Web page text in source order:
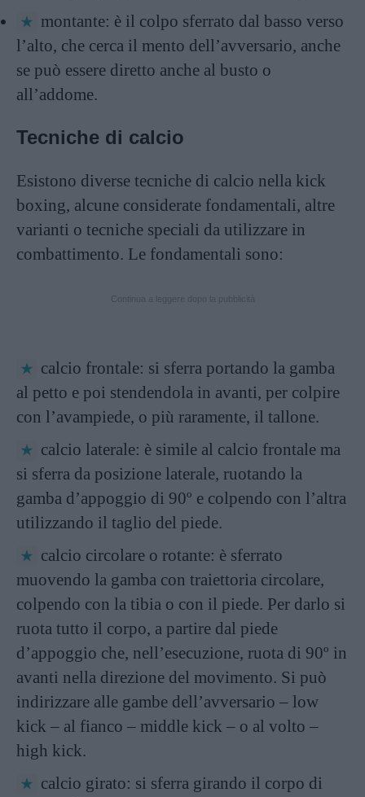
montante: è il colpo sferrato dal basso verso
l’alto, che cerca il mento dell’avversario, anche
se può essere diretto anche al busto o
all’addome.
Tecniche di calcio
Esistono diverse tecniche di calcio nella kick
boxing, alcune considerate fondamentali, altre
varianti o tecniche speciali da utilizzare in
combattimento. Le fondamentali sono:
calcio frontale: si sferra portando la gamba
al petto e poi stendendola in avanti, per colpire
con l’avampiede, o più raramente, il tallone.
calcio laterale: è simile al calcio frontale ma
si sferra da posizione laterale, ruotando la
gamba d’appoggio di 90º e colpendo con l’altra
utilizzando il taglio del piede.
calcio circolare o rotante: è sferrato
muovendo la gamba con traiettoria circolare,
colpendo con la tibia o con il piede. Per darlo si
ruota tutto il corpo, a partire dal piede
d’appoggio che, nell’esecuzione, ruota di 90º in
avanti nella direzione del movimento. Si può
indirizzare alle gambe dell’avversario – low
kick – al fianco – middle kick – o al volto –
high kick.
calcio girato: si sferra girando il corpo di